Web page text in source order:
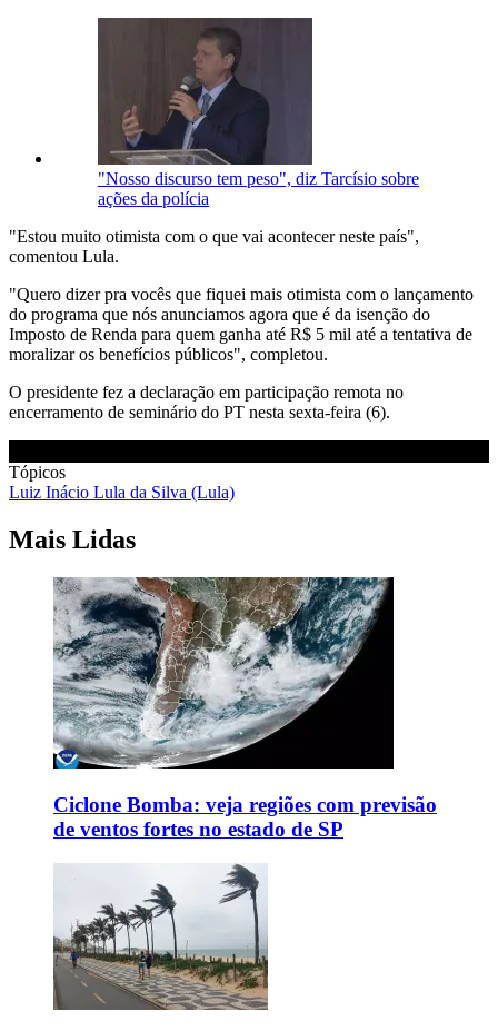
"Nosso discurso tem peso", diz Tarcísio sobre
ações da polícia
"Estou muito otimista com o que vai acontecer neste país",
comentou Lula.
"Quero dizer pra vocês que fiquei mais otimista com o lançamento
do programa que nós anunciamos agora que é da isenção do
Imposto de Renda para quem ganha até R$ 5 mil até a tentativa de
moralizar os benefícios públicos", completou.
O presidente fez a declaração em participação remota no
encerramento de seminário do PT nesta sexta-feira (6).
Tópicos
Luiz Inácio Lula da Silva (Lula)
Mais Lidas
Ciclone Bomba: veja regiões com previsão
de ventos fortes no estado de SP